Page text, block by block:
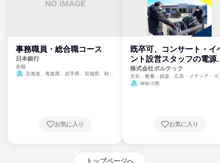
事務職員・総合職コース
日本銀行
金融
北海道、青森県、岩手県、宮城県、秋田
崎県、熊本県、大分県、宮崎県、鹿児島県、
お気に入り
既卒可、コンサート・イ
ント設営スタッフの電源
門
株式会社ボルテック
文化・教養・娯楽、広告・メディア・マ
ミ、電力・ガス・水道・エネルギー
神奈川県
お気に入り
トップページへ